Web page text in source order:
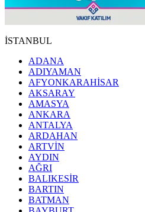
İSTANBUL
ADANA
ADIYAMAN
AFYONKARAHİSAR
AKSARAY
AMASYA
ANKARA
ANTALYA
ARDAHAN
ARTVİN
AYDIN
AĞRI
BALIKESİR
BARTIN
BATMAN